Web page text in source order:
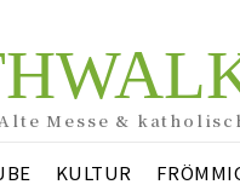
Messe &
KULTUR